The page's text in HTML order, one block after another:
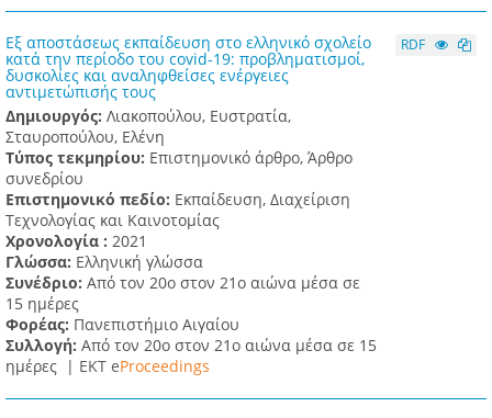
Εξ αποστάσεως εκπαίδευση στο ελληνικό σχολείο
κατά την περίοδο του covid-19: προβληματισμοί,
δυσκολίες και αναληφθείσες ενέργειες
αντιμετώπισής τους
Δημιουργός: Λιακοπούλου, Ευστρατία,
Σταυροπούλου, Ελένη
Τύπος τεκμηρίου: Επιστημονικό άρθρο, Άρθρο
συνεδρίου
Επιστημονικό πεδίο: Εκπαίδευση, Διαχείριση
Τεχνολογίας και Καινοτομίας
Χρονολογία : 2021
Γλώσσα: Ελληνική γλώσσα
Συνέδριο: Από τον 20ο στον 21ο αιώνα μέσα σε
15 ημέρες
Φορέας: Πανεπιστήμιο Αιγαίου
Συλλογή: Από τον 20ο στον 21ο αιώνα μέσα σε 15
ημέρες | ΕΚΤ eProceedings
RDF